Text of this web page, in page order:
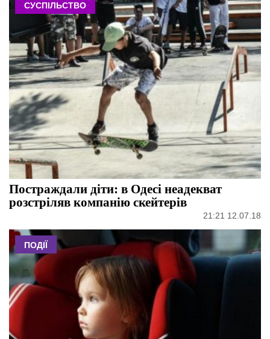
СУСПІЛЬСТВО
Постраждали діти: в Одесі неадекват
розстріляв компанію скейтерів
21:21 12.07.18
ПОДІЇ